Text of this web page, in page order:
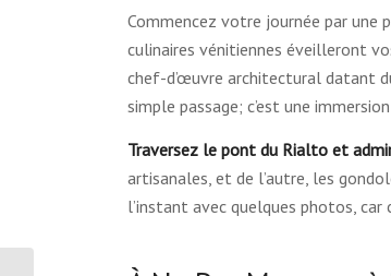
Commencez votre journée par une
culinaires vénitiennes éveilleront
chef-d’œuvre architectural datant
simple passage; c’est une
Traversez le pont du Rialto et
artisanales, et de l’autre, les
l’instant avec quelques photos,